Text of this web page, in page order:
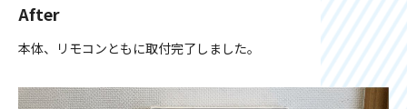
After
本体、リモコンともに取付完了しました。